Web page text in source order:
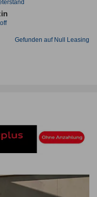
Gefunden auf Null Leasing